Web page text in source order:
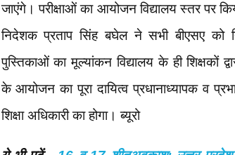
जाएंगे। परीक्षाओं का आयोजन विद्यालय स्तर पर
निदेशक प्रताप सिंह बघेल ने सभी बीएसए को
पुस्तिकाओं का मूल्यांकन विद्यालय के ही शिक्षकों
के आयोजन का पूरा दायित्व प्रधानाध्यापक व
शिक्षा अधिकारी का होगा। ब्यूरो